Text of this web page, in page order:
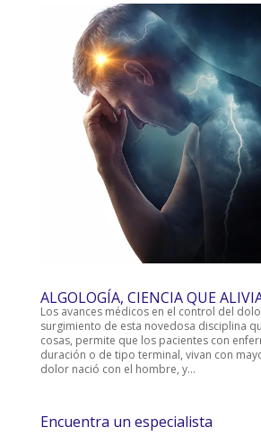
ALGOLOGÍA, CIENCIA QUE
Los avances médicos en el control del
surgimiento de esta novedosa disciplina
cosas, permite que los pacientes con
duración o de tipo terminal, vivan con
dolor nació con el hombre, y...
Encuentra un especialista